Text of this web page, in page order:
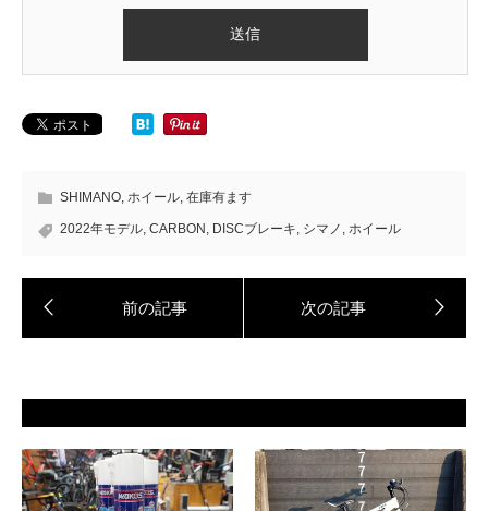
SHIMANO ホイール 在庫有ます
2022年モデル CARBON DISCブレーキ シマノ ホイール